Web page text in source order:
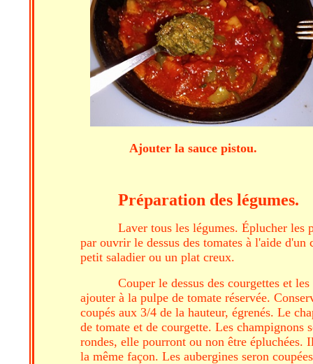
Ajouter la sauce pistou.
Préparation des légumes.
Laver tous les légumes. Éplucher les
par ouvrir le dessus des tomates à l'aide
petit saladier ou un plat creux.
Couper le dessus des courgettes et
ajouter à la pulpe de tomate réservée.
coupés aux 3/4 de la hauteur, égrenés. Le
de tomate et de courgette. Les champignons
rondes, elle pourront ou non être épluchées.
la même façon. Les aubergines seron